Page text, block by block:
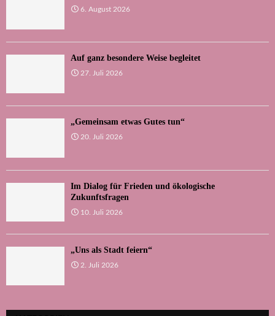
6. August 2026
Auf ganz besondere Weise begleitet
27. Juli 2026
„Gemeinsam etwas Gutes tun“
20. Juli 2026
Im Dialog für Frieden und ökologische
Zukunftsfragen
10. Juli 2026
„Uns als Stadt feiern“
2. Juli 2026